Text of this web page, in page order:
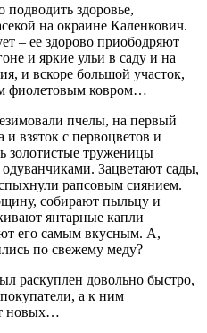
подводить здоровье,
на окраине Каленкович.
– ее здорово приобод­ряют
и яркие ульи в саду и на
и вскоре большой участок,
фиолетовым ковром…
пчелы, на первый
взяток с первоцветов и
золотистые труженицы
Зацветают са­ды,
рапсовым сиянием.
собирают пыльцу и
янтарные капли
его самым вкусным. А,
по свежему меду?
раскуплен довольно быстро,
а к ним
новых…